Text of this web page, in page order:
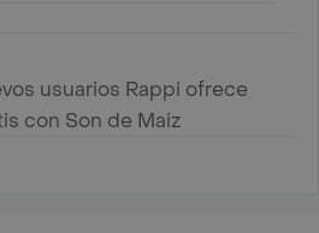
usuarios Rappi ofrece
con Son de Maiz